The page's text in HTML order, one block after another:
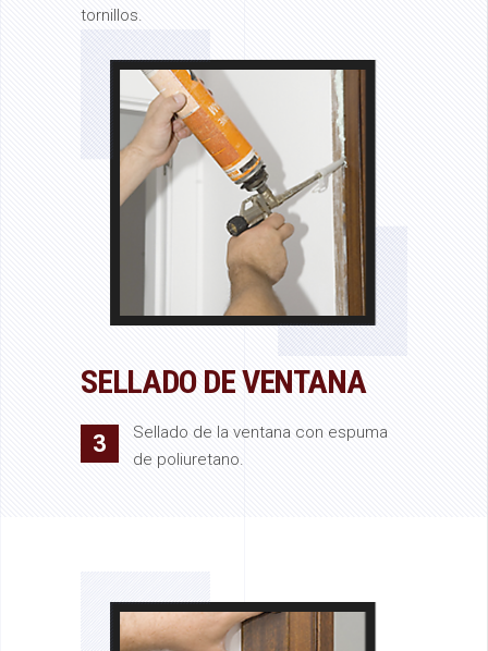
tornillos.
SELLADO DE VENTANA
3
Sellado de la ventana con espuma
de poliuretano.